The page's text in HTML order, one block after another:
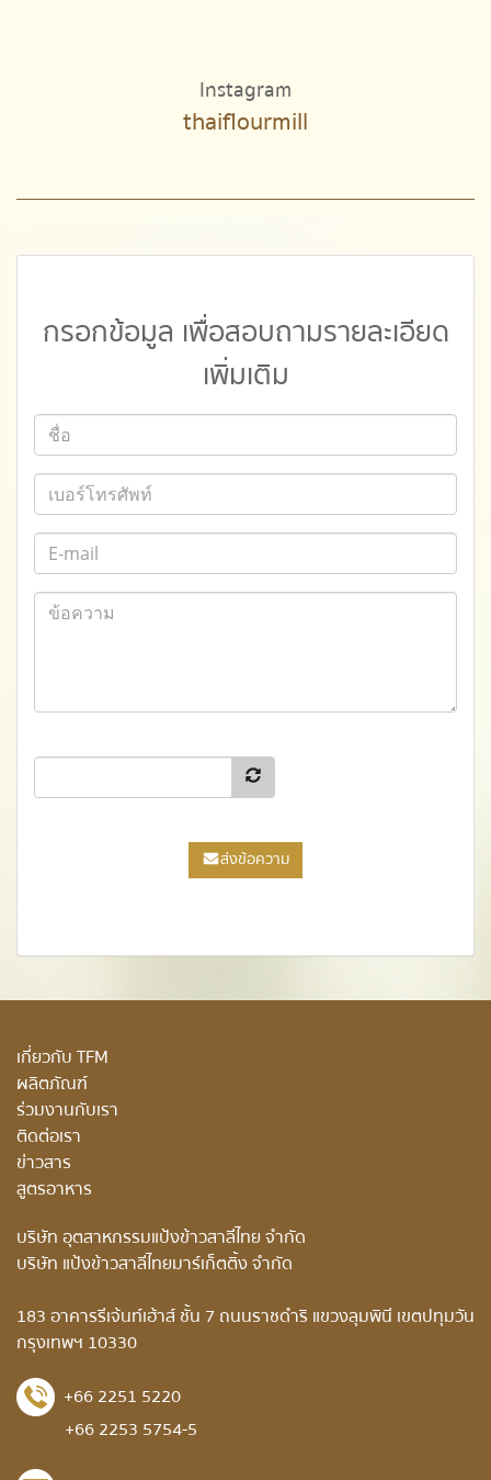
Instagram
thaiflourmill
กรอกข้อมูล เพื่อสอบถามรายละเอียด
เพิ่มเติม
ส่งข้อความ
เกี่ยวกับ TFM
ผลิตภัณฑ์
ร่วมงานกับเรา
ติดต่อเรา
ข่าวสาร
สูตรอาหาร
บริษัท อุตสาหกรรมแป้งข้าวสาลีไทย จำกัด
บริษัท แป้งข้าวสาลีไทยมาร์เก็ตติ้ง จำกัด
183 อาคารรีเจ้นท์เฮ้าส์ ชั้น 7 ถนนราชดำริ แขวงลุมพินี เขตปทุมวัน
กรุงเทพฯ 10330
+66 2251 5220
+66 2253 5754-5